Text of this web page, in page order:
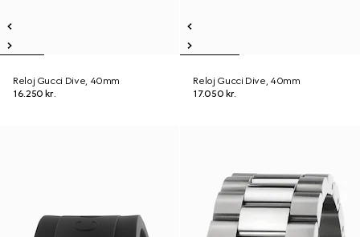
Reloj Gucci Dive, 40mm
16.250 kr.
Reloj Gucci Dive, 40mm
17.050 kr.